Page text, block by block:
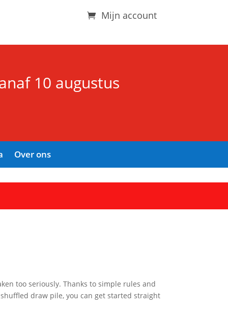
Mijn account
10 augustus
Over ons
too seriously. Thanks to simple rules and
draw pile, you can get started straight